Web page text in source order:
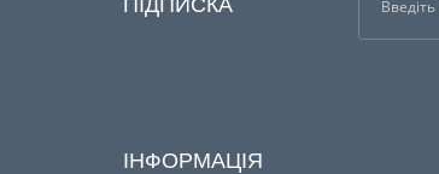
ІНФОРМАЦІЯ